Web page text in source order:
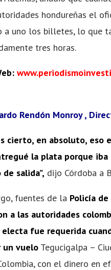
hondureñas el
a uno los billetes, lo que
tres horas.
Rendón Monroy ,
cierto, en absoluto, eso
la plata porque iba
salida”, dijo Córdoba a
fuentes de la Policía
a las autoridades
electa fue requerida
un vuelo Tegucigalpa –
con el dinero en